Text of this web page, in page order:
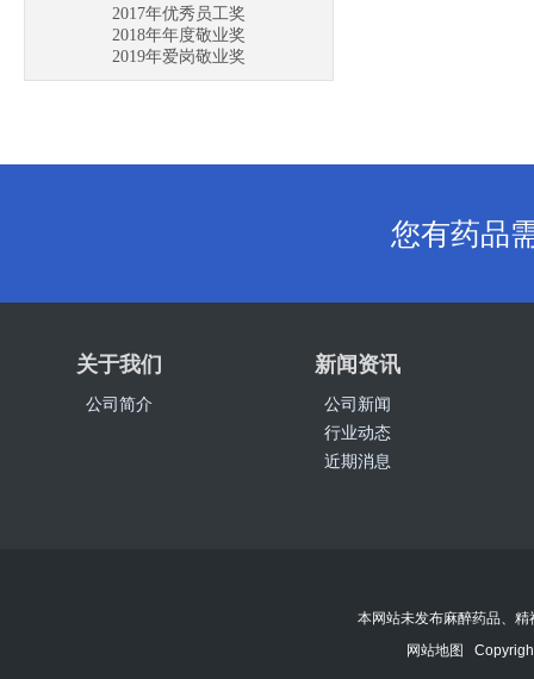
2017年优秀员工奖
2018年年度敬业奖
2019年爱岗敬业奖
您有药品
关于我们
公司简介
新闻资讯
公司新闻
行业动态
近期消息
本网站未发布麻醉药品、
网站地图